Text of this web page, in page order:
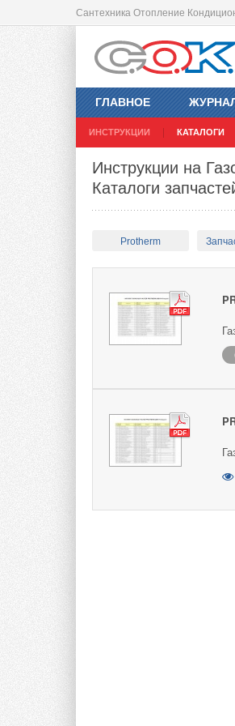
Сантехника Отопление
ГЛАВНОЕ
ИНСТРУКЦИИ КАТАЛОГИ
Инструкции на
Каталоги
Protherm